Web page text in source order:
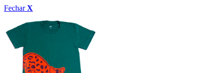
FecharX